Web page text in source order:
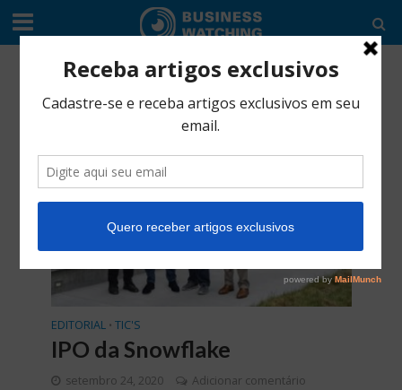
Tag - snowflake
EDITORIAL • TIC'S
IPO da Snowflake
setembro 24, 2020 Adicionar comentário